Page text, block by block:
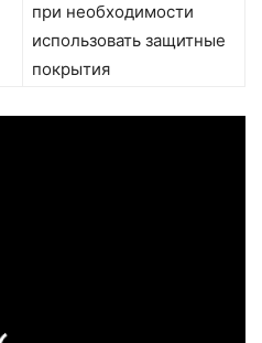
при необходимости
использовать защитные
покрытия